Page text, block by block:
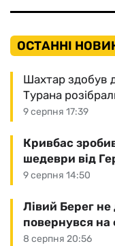
ОСТАННІ
9 серпня 17:39
Шахтар здобув
Турана
9 серпня 14:50
Кривбас
шедеври від
8 серпня 20:56
Лівий Берег
повернувся на